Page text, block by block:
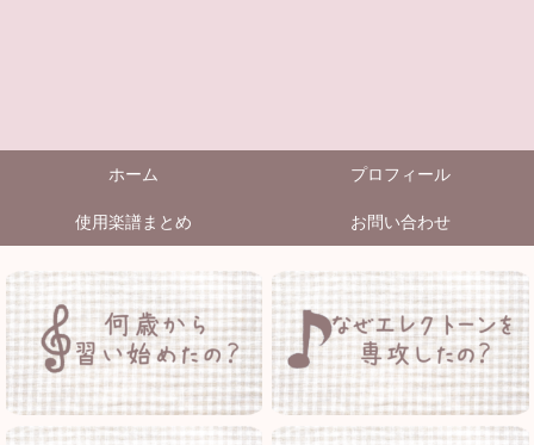
ホーム プロフィール
使用楽譜まとめ お問い合わせ